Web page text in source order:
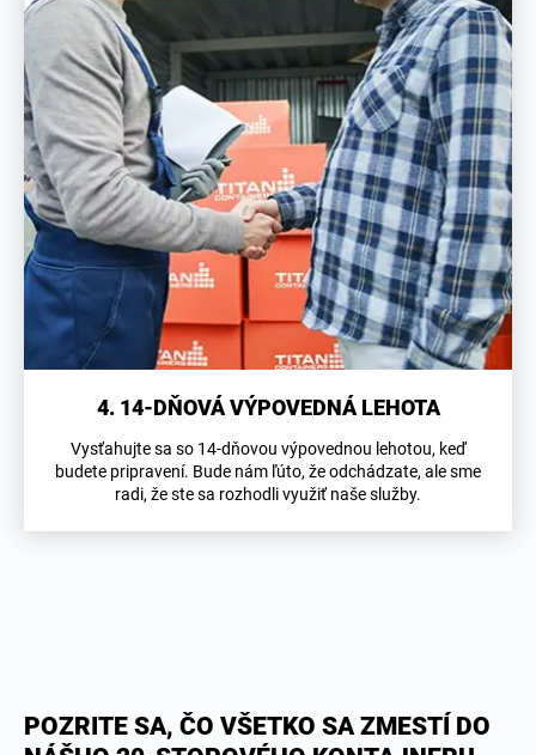
4. 14-DŇOVÁ VÝPOVEDNÁ LEHOTA
Vysťahujte sa so 14-dňovou výpovednou lehotou, keď
budete pripravení. Bude nám ľúto, že odchádzate, ale sme
radi, že ste sa rozhodli využiť naše služby.
POZRITE SA, ČO VŠETKO SA ZMESTÍ DO